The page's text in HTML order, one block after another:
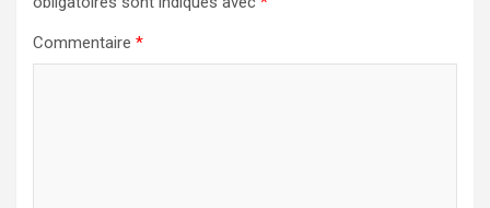
Commentaire *